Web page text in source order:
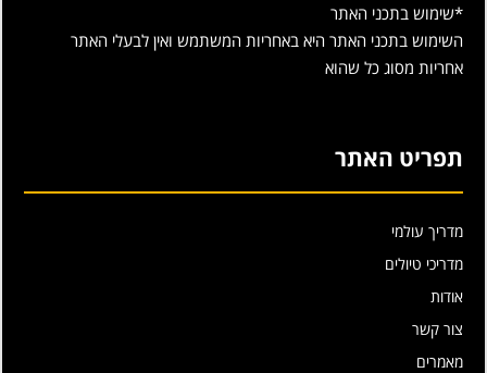
*שימוש בתכני האתר
השימוש בתכני האתר היא באחריות המשתמש ואין לבעלי האתר
אחריות מסוג כל שהוא
תפריט האתר
מדריך עולמי
מדריכי טיולים
אודות
צור קשר
מאמרים